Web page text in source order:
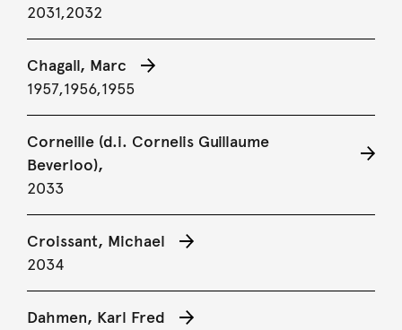
2031,2032
Chagall, Marc
1957,1956,1955
Corneille (d.i. Cornelis Guillaume
Beverloo),
2033
Croissant, Michael
2034
Dahmen, Karl Fred